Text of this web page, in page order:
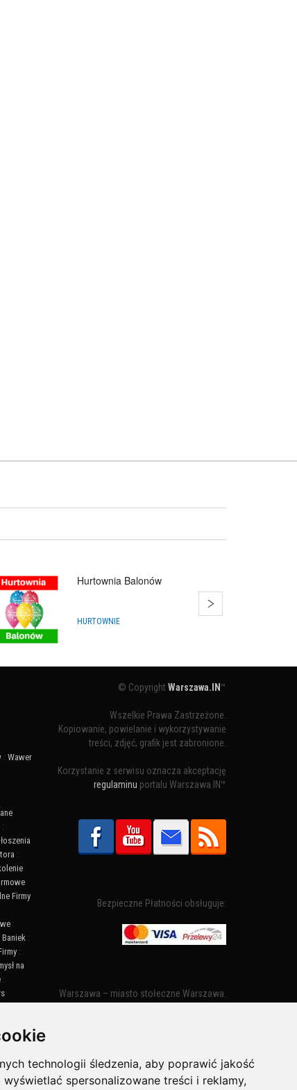
technologii śledzenia, aby poprawić jakość
spersonalizowane treści i reklamy,
Hurtownia Balonów
HURTOWNIE
: Wawer
:
:
Firmy
:
Baniek :
:
na
:
© CopyrightWarszawa.IN ™
Wszelkie Prawa Zastrzeżone.
Kopiowanie, powielanie i wykorzystywanie
treści, zdjęć, grafik jest zabronione.
Korzystanie z serwisu oznacza akceptację
regulaminu portalu Warszawa.IN™
Bezpieczne Płatności obsługuje:
Warszawa – miasto stołeczne Warszawa.
mazowieckiej wymowy dialektycznej.